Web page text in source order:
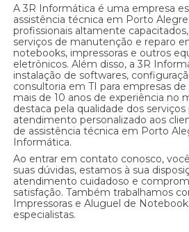
A 3R Informática é uma empresa
assistência técnica em Porto
profissionais altamente
serviços de manutenção e reparo
notebooks, impressoras e outros
eletrônicos. Além disso, a 3R
instalação de softwares,
consultoria em TI para empresas
mais de 10 anos de experiência no
destaca pela qualidade dos
atendimento personalizado aos
de assistência técnica em Porto
Informática.
Ao entrar em contato conosco,
suas dúvidas, estamos à sua
atendimento cuidadoso e
satisfação. Também trabalhamos
Impressoras e Aluguel de
especialistas.